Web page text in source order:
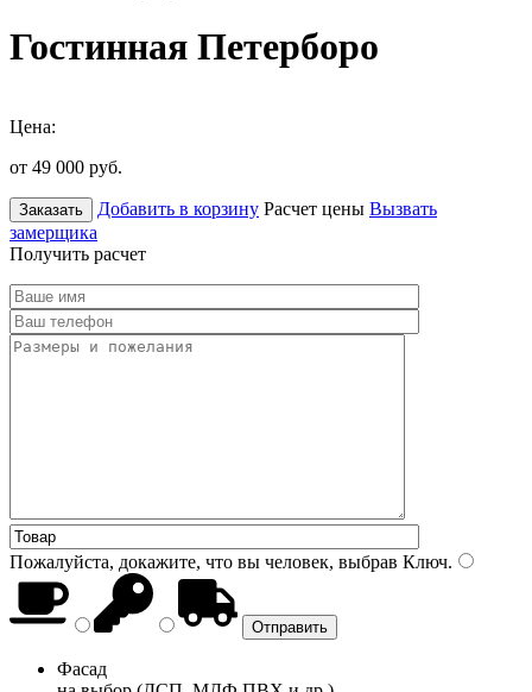
Гостинная Петерборо
Цена:
от 49 000 руб.
Заказать Добавить в корзину Расчет цены Вызвать
замерщика
Получить расчет
Пожалуйста, докажите, что вы человек, выбрав Ключ.
Фасад